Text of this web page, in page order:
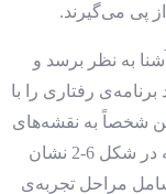
پی می‌گیرند.
به نظر برسد و
رفتاری را با
من شخصاً به نقشه‌های
تجربه‌ی مشتری علاقه دارم، مانند نمونه‌ای که در شکل 6-2 نشان
شامل مراحل تجربه‌ی